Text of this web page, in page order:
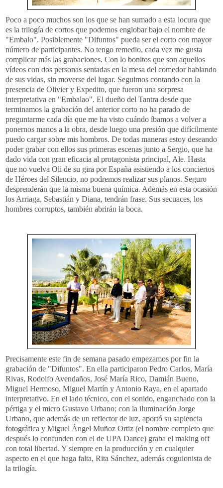
Poco a poco muchos son los que se han sumado a esta locura que
es la trilogía de cortos que podemos englobar bajo el nombre de
"Embalo". Posiblemente "Difuntos" pueda ser el corto con mayor
número de participantes. No tengo remedio, cada vez me gusta
complicar más las grabaciones. Con lo bonitos que son aquellos
vídeos con dos personas sentadas en la mesa del comedor hablando
de sus vidas, sin moverse del lugar. Seguimos contando con la
presencia de Olivier y Expedito, que fueron una sorpresa
interpretativa en "Embalao". El dueño del Tantra desde que
terminamos la grabación del anterior corto no ha parado de
preguntarme cada día que me ha visto cuándo íbamos a volver a
ponernos manos a la obra, desde luego una presión que difícilmente
puedo cargar sobre mis hombros. De todas maneras estoy deseando
poder grabar con ellos sus primeras escenas junto a Sergio, que ha
dado vida con gran eficacia al protagonista principal, Ale. Hasta
que no vuelva Oli de su gira por España asistiendo a los conciertos
de Héroes del Silencio, no podremos realizar sus planos. Seguro
desprenderán que la misma buena química. Además en esta ocasión
los Arriaga, Sebastián y Diana, tendrán frase. Sus secuaces, los
hombres corruptos, también abrirán la boca.
Precisamente este fin de semana pasado empezamos por fin la
grabación de "Difuntos". En ella participaron Pedro Carlos, María
Rivas, Rodolfo Avendaños, José María Rico, Damián Bueno,
Miguel Hermoso, Miguel Martín y Antonio Raya, en el apartado
interpretativo. En el lado técnico, con el sonido, enganchado con la
pértiga y el micro Gustavo Urbano; con la iluminación Jorge
Urbano, que además de un reflector de luz, aportó su sapiencia
fotográfica y Miguel Ángel Muñoz Ortiz (el nombre completo que
después lo confunden con el de UPA Dance) graba el making off
con total libertad. Y siempre en la producción y en cualquier
aspecto en el que haga falta, Rita Sánchez, además coguionista de
la trilogía.